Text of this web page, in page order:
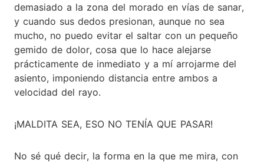
demasiado a la zona del morado en vías de sanar,
y cuando sus dedos presionan, aunque no sea
mucho, no puedo evitar el saltar con un pequeño
gemido de dolor, cosa que lo hace alejarse
prácticamente de inmediato y a mí arrojarme del
asiento, imponiendo distancia entre ambos a
velocidad del rayo.
¡MALDITA SEA, ESO NO TENÍA QUE PASAR!
No sé qué decir, la forma en la que me mira, con